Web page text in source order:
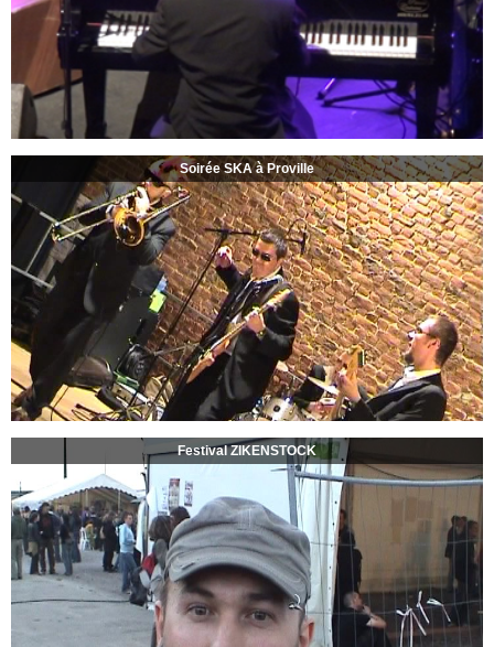
Soirée SKA à Proville
Festival ZIKENSTOCK